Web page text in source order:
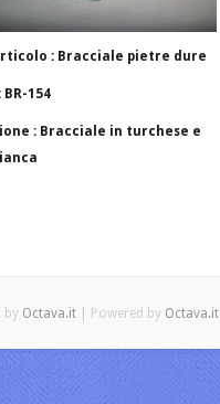
: Bracciale pietre dure
BR-154
: Bracciale in turchese e
by Octava.it| Powered by Octava.it